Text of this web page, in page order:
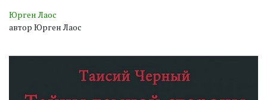
Юрген Лаос
автор Юрген Лаос